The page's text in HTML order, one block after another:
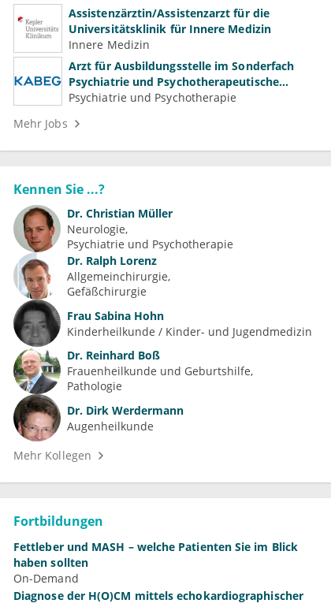
Assistenzärztin/Assistenzarzt für die
Universitätsklinik für Innere Medizin
Innere Medizin
Arzt für Ausbildungsstelle im Sonderfach
Psychiatrie und Psychotherapeutische
Medizin (m/w/d)
Psychiatrie und Psychotherapie
Mehr Jobs
Kennen Sie ...?
Dr. Christian Müller
Neurologie
Psychiatrie und Psychotherapie
Dr. Ralph Lorenz
Allgemeinchirurgie
Gefäßchirurgie
Frau Sabina Hohn
Kinderheilkunde / Kinder- und Jugendmedizin
Dr. Reinhard Boß
Frauenheilkunde und Geburtshilfe
Pathologie
Dr. Dirk Werdermann
Augenheilkunde
Mehr Kollegen
Fortbildungen
Fettleber und MASH – welche Patienten Sie im Blick
haben sollten
On-Demand
Diagnose der H(O)CM mittels echokardiographischer